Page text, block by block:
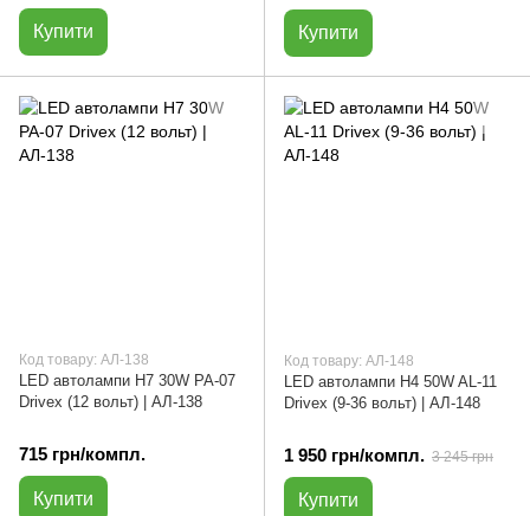
Купити Купити
Код товару: АЛ-138
LED автолампи H7 30W PA-07
Drivex (12 вольт) | АЛ-138
715 грн/компл.
Купити
Код товару: АЛ-148
LED автолампи H4 50W AL-11
Drivex (9-36 вольт) | АЛ-148
1 950 грн/компл. 3 245 грн
Купити